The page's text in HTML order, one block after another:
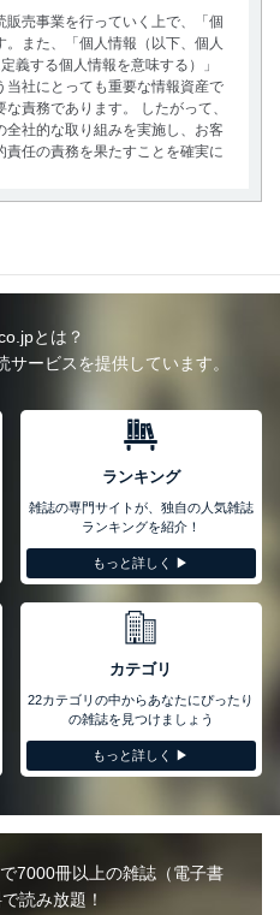
売事業を行っていく上で、「個
また、「個人情報（以下、個人
義する個人情報を意味する）」
社にとっても重要な情報資産で
責務であります。 したがって、
全社的な取り組みを実施し、お客
任の責務を果たすことを確実に
用目的の達成に必要な範囲内で
利用・提供を行います。また、
においてはこれらの取り組みを
徹底してまいります。また、目
国が定める指針及びその他の規
の仕組みに、これらの法令及び
策を実施し、個人情報の漏え
に努めます。
のできる機器及び当該機器を取り扱
データへの不要なアクセスを防止
データベース等を取り扱う情報シ
止
等のオペレーティングシステムを最
とは？
ービスを提供しています。
ランキング
雑誌の専門サイトが、独自の人気雑誌
ランキングを紹介！
もっと詳しく ▶︎
カテゴリ
22カテゴリの中からあなたにぴったり
の雑誌を見つけましょう
もっと詳しく ▶︎
7000冊以上の雑誌（電子書
読み放題！